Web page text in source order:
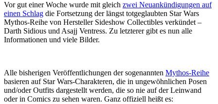
Vor gut einer Woche wurde mit gleich zwei Neuankündigungen auf
einen Schlag die Fortsetzung der längst totgeglaubten Star Wars
Mythos-Reihe von Hersteller Sideshow Collectibles verkündet –
Darth Sidious und Asajj Ventress. Zu letzterer gibt es nun alle
Informationen und viele Bilder.
Alle bisherigen Veröffentlichungen der sogenannten Mythos-Reihe
basieren auf Star Wars-Charakteren, die in ungewöhnlichen Posen
und/oder Outfits dargestellt werden, die so nie auf der Leinwand
oder in Comics zu sehen waren. Ganz offiziell heißt es: